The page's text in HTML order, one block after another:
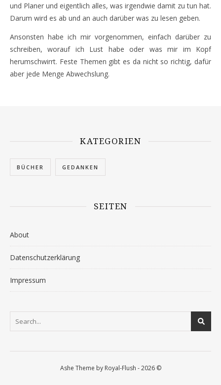
und Planer und eigentlich alles, was irgendwie damit zu tun hat.
Darum wird es ab und an auch darüber was zu lesen geben.
Ansonsten habe ich mir vorgenommen, einfach darüber zu
schreiben, worauf ich Lust habe oder was mir im Kopf
herumschwirrt. Feste Themen gibt es da nicht so richtig, dafür
aber jede Menge Abwechslung.
KATEGORIEN
BÜCHER GEDANKEN
SEITEN
About
Datenschutzerklärung
Impressum
Ashe Theme by Royal-Flush - 2026 ©